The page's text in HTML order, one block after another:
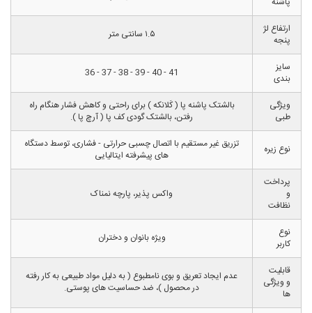
ارتفاع لژ
پنجه
۱.۵ سانتی متر
سایز
بندی
41 - 40 - 39 - 38 - 37 - 36
ویژگی
طبی
بالشتک پاشنه پا ( کَلانکه ) برای راحتی و کاهش فشار هنگام راه
رفتن، بالشتک گودی کف پا ( آرچ پا ).
نوع زیره
تزریق غیر مستقیم با اتصال چسبی حرارتی - فشاری، توسط دستگاه
های پیشرفته ایتالیایی
پرداخت
و
نظافت
واکس پذیر، پارچه نمناک
نوع
کاربر
ویژه بانوان و دختران
قابلیت
و ویژگی
ها
عدم ایجاد تعریق و بوی نامطبوع ( به دلیل مواد طبیعی به کار رفته
در محصول )، ضد حساسیت های پوستی.